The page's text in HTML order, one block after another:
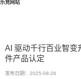
乐竞网站
AI 驱动千行百业智变
件产品认定
发布日期：2025-08-26